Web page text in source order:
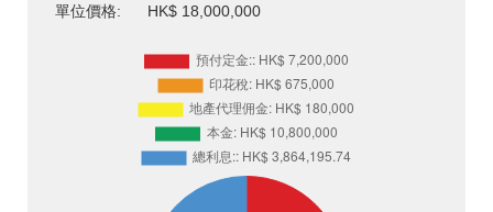
單位價格:
HK$ 18,000,000